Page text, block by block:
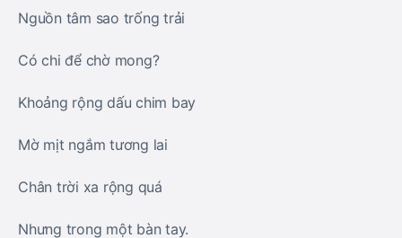
Nguồn tâm sao trống trải
Có chi để chờ mong?
Khoảng rộng dấu chim bay
Mờ mịt ngắm tương lai
Chân trời xa rộng quá
Nhưng trong một bàn tay.